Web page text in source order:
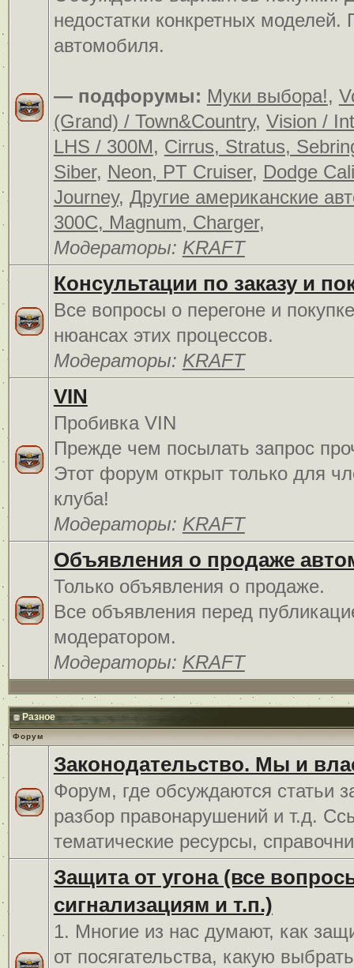
недостатки конкретных
автомобиля.
— подфорумы: Муки выбора!,
(Grand) / Town&Country, Vision /
LHS / 300M, Cirrus, Stratus,
Siber, Neon, PT Cruiser, Dodge
Journey, Другие американские
300C, Magnum, Charger,
Модераторы: KRAFT
Консультации по заказу и
Все вопросы о перегоне и
нюансах этих процессов.
Модераторы: KRAFT
VIN
Пробивка VIN
Прежде чем посылать запрос
Этот форум открыт только для
клуба!
Модераторы: KRAFT
Объявления о продаже
Только объявления о продаже.
Все объявления перед
модератором.
Модераторы: KRAFT
Разное
Форум
Законодательство. Мы и
Форум, где обсуждаются статьи
разбор правонарушений и т.д.
тематические ресурсы,
Защита от угона (все
сигнализациям и т.п.)
1. Многие из нас думают, как
от посягательства, какую